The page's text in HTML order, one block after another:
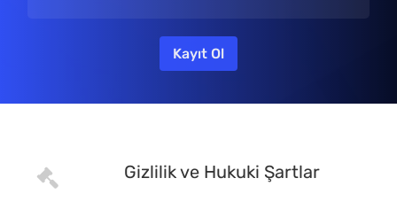
Gizlilik ve Hukuki Şartlar